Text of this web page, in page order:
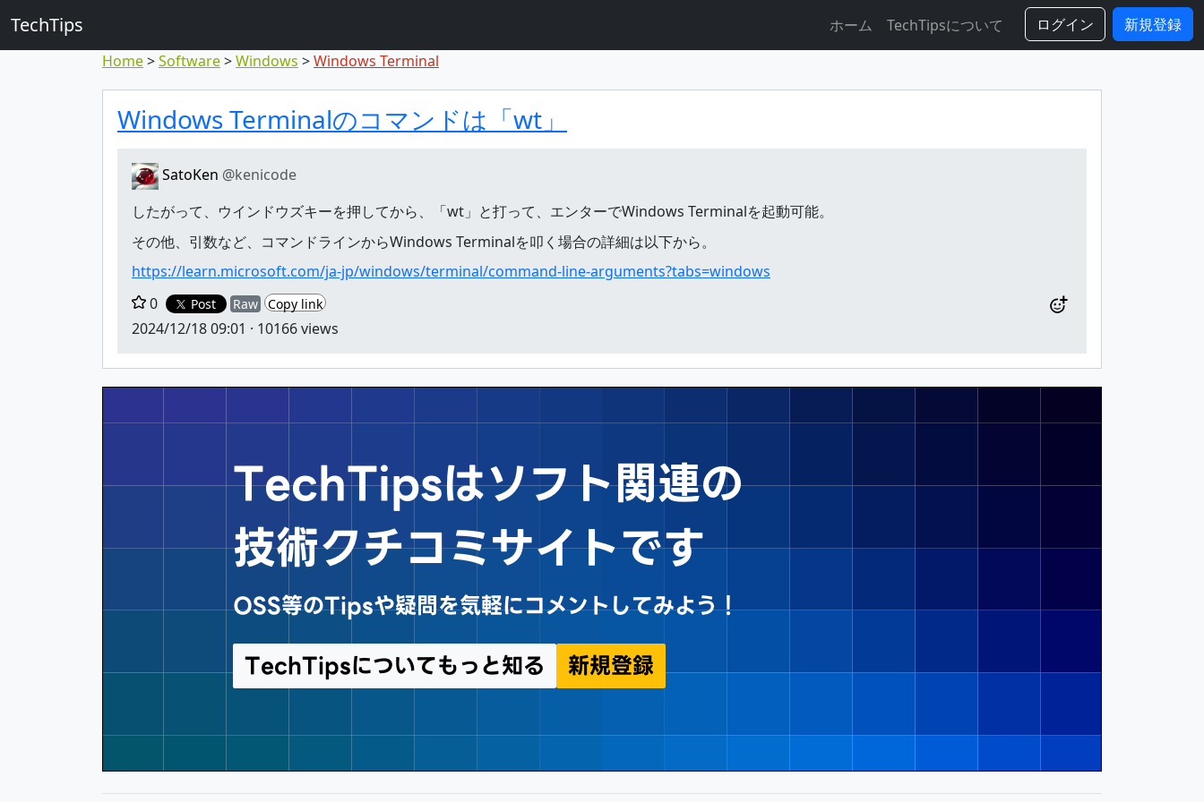
TechTips ホーム TechTipsについて ログイン
新規登録
Home
Software Windows Windows Terminal
対象のコメント
トピックと対象コメント
Windows Terminalのコマンドは「wt」
SatoKen @kenicode
したがって、ウインドウズキーを押してから、「wt」と打って、エンターでWindows Terminalを起動可能。
その他、引数など、コマンドラインからWindows Terminalを叩く場合の詳細は以下から。
https://learn.microsoft.com/ja-jp/windows/terminal/command-line-arguments?tabs=windows
0
Post Raw Copy link
2024/12/18 09:01 · 10166 views
TechTipsはソフト関連の
技術クチコミサイトです
OSS等のTipsや疑問を気軽にコメントしてみよう！
TechTipsについてもっと知る
新規登録